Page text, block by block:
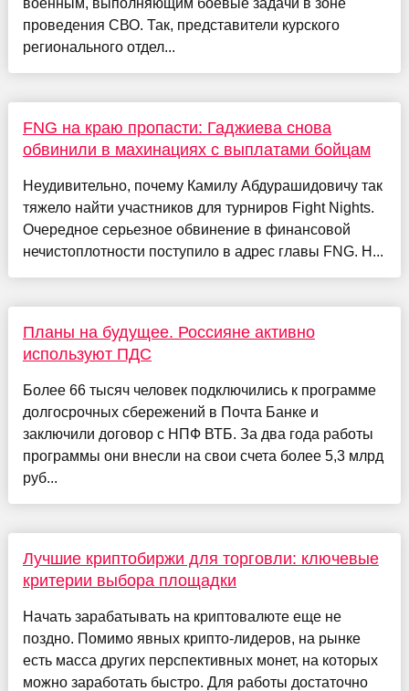
проведения СВО. Так, представители курского
регионального отдел...
FNG на краю пропасти: Гаджиева снова
обвинили в махинациях с выплатами бойцам
Неудивительно, почему Камилу Абдурашидовичу так
тяжело найти участников для турниров Fight Nights.
Очередное серьезное обвинение в финансовой
нечистоплотности поступило в адрес главы FNG. Н...
Планы на будущее. Россияне активно
используют ПДС
Более 66 тысяч человек подключились к программе
долгосрочных сбережений в Почта Банке и
заключили договор с НПФ ВТБ. За два года работы
программы они внесли на свои счета более 5,3 млрд
руб...
Лучшие криптобиржи для торговли: ключевые
критерии выбора площадки
Начать зарабатывать на криптовалюте еще не
поздно. Помимо явных крипто-лидеров, на рынке
есть масса других перспективных монет, на которых
можно заработать быстро. Для работы достаточно